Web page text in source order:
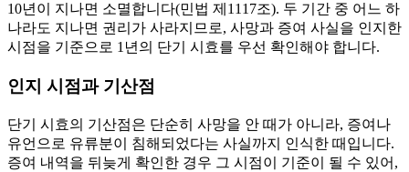
10년이 지나면 소멸합니다(민법 제1117조). 두 기간 중 어느 하
나라도 지나면 권리가 사라지므로, 사망과 증여 사실을 인지한
시점을 기준으로 1년의 단기 시효를 우선 확인해야 합니다.
인지 시점과 기산점
단기 시효의 기산점은 단순히 사망을 안 때가 아니라, 증여나
유언으로 유류분이 침해되었다는 사실까지 인식한 때입니다.
증여 내역을 뒤늦게 확인한 경우 그 시점이 기준이 될 수 있어,